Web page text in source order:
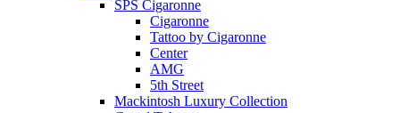
SPS Cigaronne
Сigaronne
Tattoo by Cigaronne
Center
AMG
5th Street
Mackintosh Luxury Collection